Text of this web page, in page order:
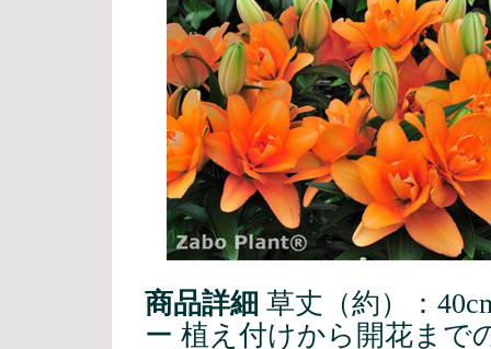
商品詳細 草丈（約）：
ー 植え付けから開花まで